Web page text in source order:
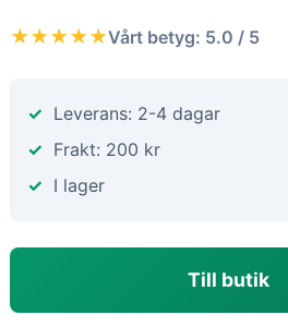
★★★★★Vårt betyg: 5.0 / 5
Leverans: 2-4 dagar
Frakt: 200 kr
I lager
Till butik